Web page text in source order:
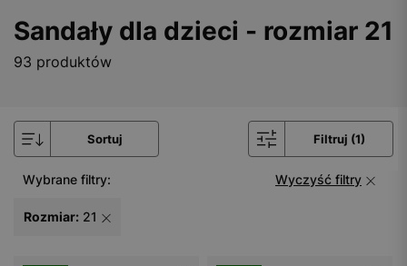
Sandały dla dzieci - rozmiar 21
93 produktów
Sortuj Filtruj (1)
Wybrane filtry: Wyczyść filtry
Rozmiar: 21